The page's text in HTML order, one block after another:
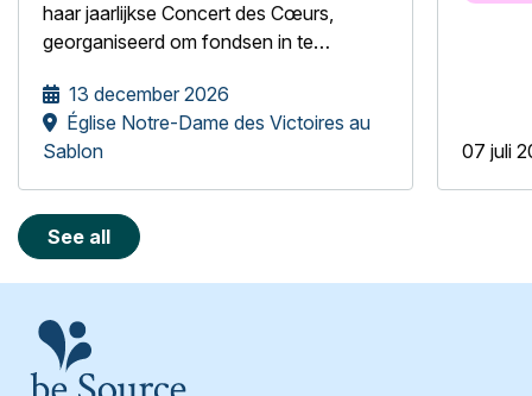
haar jaarlijkse Concert des Cœurs,
georganiseerd om fondsen in te
geïsoleerde ouderen, heeft de Stichting
be.Source het genoegen het
meisjeskoor Mélopée te verwelkomen.
13 december 2026
Église Notre-Dame des Victoires au
Sablon
07 juli
See all